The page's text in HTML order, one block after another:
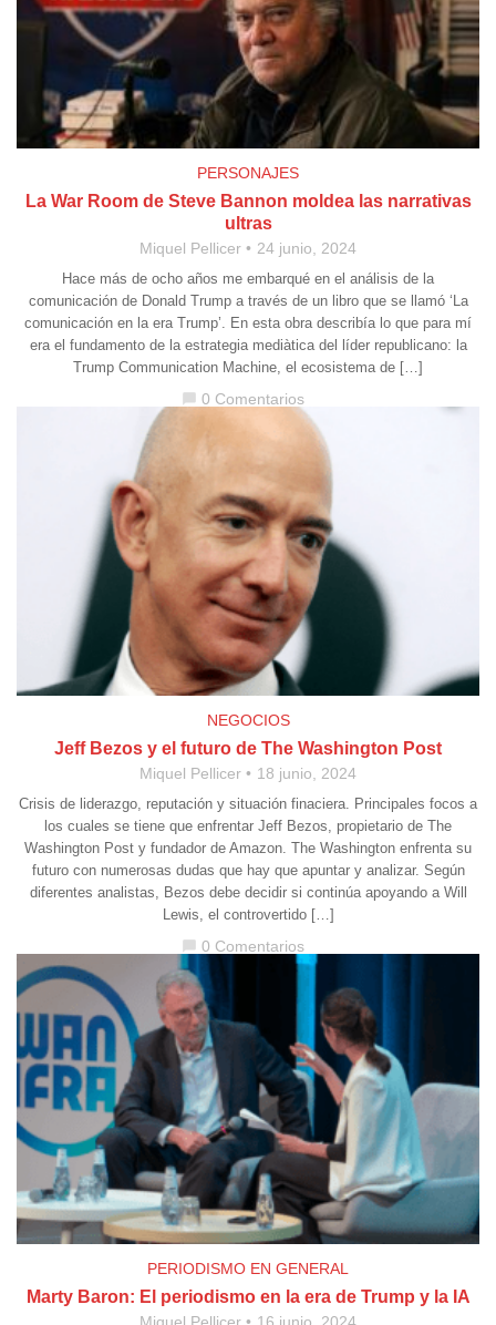
PERSONAJES
La War Room de Steve Bannon moldea las narrativas
ultras
Miquel Pellicer 24 junio, 2024
Hace más de ocho años me embarqué en el análisis de la
comunicación de Donald Trump a través de un libro que se llamó ‘La
comunicación en la era Trump’. En esta obra describía lo que para mí
era el fundamento de la estrategia mediàtica del líder republicano: la
Trump Communication Machine, el ecosistema de […]
chat_bubble 0 Comentarios
NEGOCIOS
Jeff Bezos y el futuro de The Washington Post
Miquel Pellicer 18 junio, 2024
Crisis de liderazgo, reputación y situación finaciera. Principales focos a
los cuales se tiene que enfrentar Jeff Bezos, propietario de The
Washington Post y fundador de Amazon. The Washington enfrenta su
futuro con numerosas dudas que hay que apuntar y analizar. Según
diferentes analistas, Bezos debe decidir si continúa apoyando a Will
Lewis, el controvertido […]
chat_bubble 0 Comentarios
PERIODISMO EN GENERAL
Marty Baron: El periodismo en la era de Trump y la IA
Miquel Pellicer 16 junio, 2024